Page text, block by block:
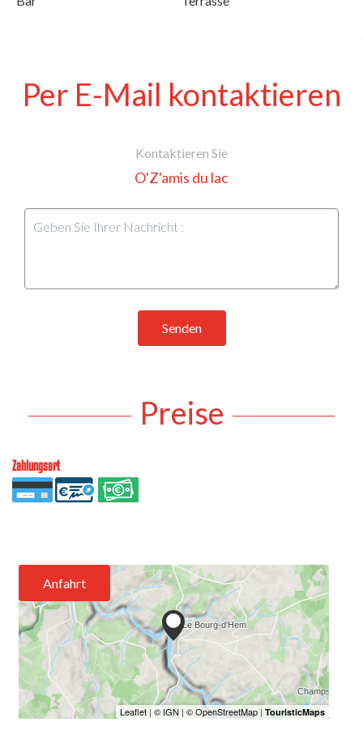
Per E-Mail kontaktieren
Kontaktieren Sie
O'Z'amis du lac
Senden
Preise
Zahlungsart
Anfahrt